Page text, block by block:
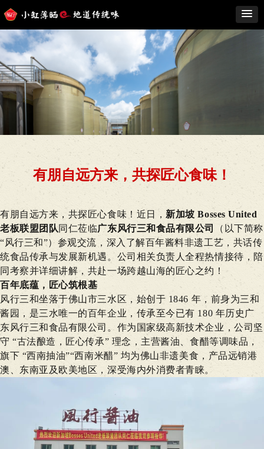
有朋自远方来，共探匠心食味！
有朋自远方来，共探匠心食味！近日， 新加坡 Bosses United
老板联盟团队同仁莅临广东风行三和食品有限公司
（以下简称
“风行三和”）参观交流，深入了解百年酱料非遗工艺，共话传
统食品传承与发展新机遇。公司相关负责人全程热情接待，陪
同考察并详细讲解，共赴一场跨越山海的匠心之约！
百年底蕴，匠心筑根基
风行三和坐落于佛山市三水区，始创于 1846 年，前身为三和
酱园，是三水唯一的百年企业，传承至今已有 180 年历史 广
东风行三和食品有限公司 。作为国家级高新技术企业，公司坚
守 “古法酿造，匠心传承” 理念，主营酱油、食醋等调味品，
旗下 “西南抽油”“西南米醋” 均为佛山非遗美食，产品远销港
澳、东南亚及欧美地区，深受海内外消费者青睐。